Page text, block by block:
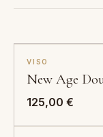
SOLD OUT
VISO
New Age
125,00 €